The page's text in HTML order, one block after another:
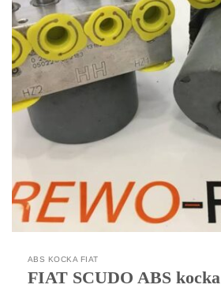
ABS KOCKA FIAT
FIAT SCUDO ABS kocka